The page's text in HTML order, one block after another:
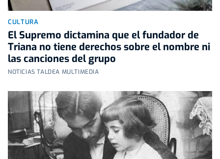
CULTURA
El Supremo dictamina que el fundador de
Triana no tiene derechos sobre el nombre ni
las canciones del grupo
NOTICIAS TALDEA MULTIMEDIA